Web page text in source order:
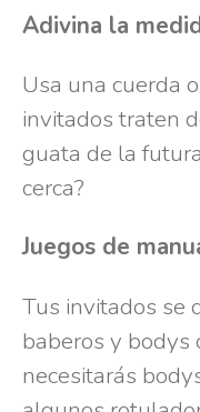
Adivina la
Usa una cuerda
invitados traten
guata de la
cerca?
Juegos de
Tus invitados se
baberos y bodys
necesitarás